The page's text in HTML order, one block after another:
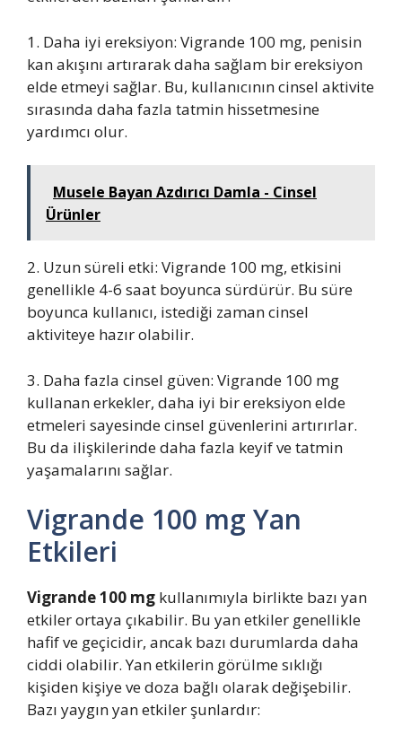
1. Daha iyi ereksiyon: Vigrande 100 mg, penisin
kan akışını artırarak daha sağlam bir ereksiyon
elde etmeyi sağlar. Bu, kullanıcının cinsel aktivite
sırasında daha fazla tatmin hissetmesine
yardımcı olur.
Musele Bayan Azdırıcı Damla - Cinsel
Ürünler
2. Uzun süreli etki: Vigrande 100 mg, etkisini
genellikle 4-6 saat boyunca sürdürür. Bu süre
boyunca kullanıcı, istediği zaman cinsel
aktiviteye hazır olabilir.
3. Daha fazla cinsel güven: Vigrande 100 mg
kullanan erkekler, daha iyi bir ereksiyon elde
etmeleri sayesinde cinsel güvenlerini artırırlar.
Bu da ilişkilerinde daha fazla keyif ve tatmin
yaşamalarını sağlar.
Vigrande 100 mg Yan
Etkileri
Vigrande 100 mg kullanımıyla birlikte bazı yan
etkiler ortaya çıkabilir. Bu yan etkiler genellikle
hafif ve geçicidir, ancak bazı durumlarda daha
ciddi olabilir. Yan etkilerin görülme sıklığı
kişiden kişiye ve doza bağlı olarak değişebilir.
Bazı yaygın yan etkiler şunlardır: